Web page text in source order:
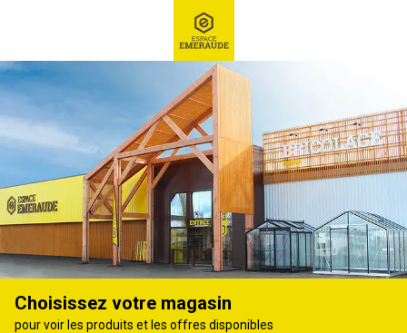
Ex : Robot tondeuse, ...
Tracteur tondeuse
Choisissez votre magasin
pour voir les produits et les offres disponibles